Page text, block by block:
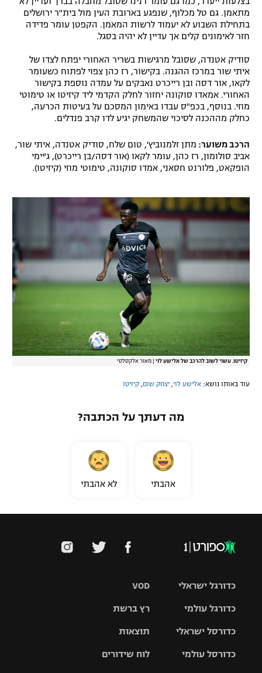
מתאמן. גם טל מכלוף, שנפגע בארובת העין מול בית"ר ירושלים
בתחילת השבוע לא יעמוד לרשות המאמן. הקפטן עומר פדידה
חזר לאימונים קלים אך עדיין לא יהיה בסגל.
סודיק אטנדה, שסובל מרגישות בשריר האחורי יפתח לצדו של
איתי שור במרכז ההגנה. בקישור, רז כהן צפוי לפתוח כשעומר
לקאו, אור דסה ובן רייכרט נאבקים על עמדה נוספת בקישור
האחורי. אמאדו סוקונה יחזור לחלק הקדמי ליד קיזיטו או טימוטי
מוזי. בנוסף, בכפ"ס עבדו באימון המסכם על בעיטות הכרעה,
כחלק מההכנה לסיכוי שהמשחק יגיע לדו קרב פנדלים.
הרכב משוער: מתן זלמנוביץ', טום שלח, סודיק אטנדה, איתי שור,
אביב סולומון, רז כהן, עומר לקאו (אור דסה/בן רייכרט), ג'יימי
הופקאט, פלורנט חסאני, אמדו סוקונה, טימוטי מוזי (קיזיטו).
קיזיטו. עשוי לשוב להרכב של אלישע לוי מאור אלקסלסי
עוד באותו נושא: אלישע לוי יצחק שום קיזיטו
מה דעתך על הכתבה?
אהבתי לא אהבתי
VOD
רץ ברשת
תוצאות
לוח שידורים
כדורגל ישראלי
כדורגל עולמי
האלופות
כדורסל ישראלי
כדורסל עולמי